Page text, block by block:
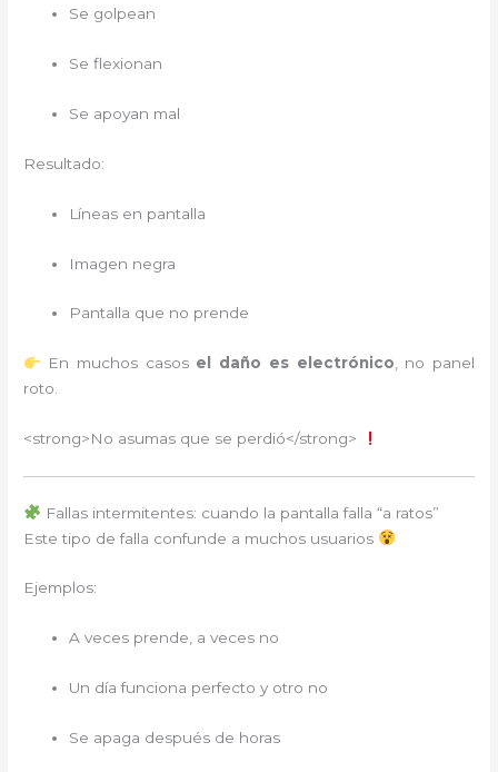
Se golpean
Se flexionan
Se apoyan mal
Resultado:
Líneas en pantalla
Imagen negra
Pantalla que no prende
En muchos casos el daño es electrónico, no panel
roto.
<strong>No asumas que se perdió</strong>
Fallas intermitentes: cuando la pantalla falla “a ratos”
Este tipo de falla confunde a muchos usuarios
Ejemplos:
A veces prende, a veces no
Un día funciona perfecto y otro no
Se apaga después de horas